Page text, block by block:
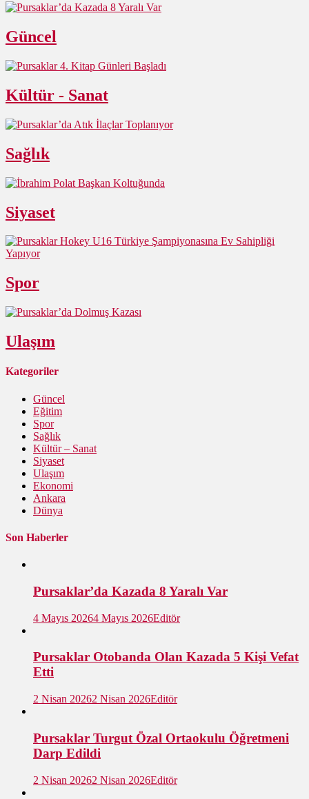
Güncel
Kültür - Sanat
Sağlık
Siyaset
Spor
Ulaşım
Kategoriler
Güncel
Eğitim
Spor
Sağlık
Kültür – Sanat
Siyaset
Ulaşım
Ekonomi
Ankara
Dünya
Son Haberler
Pursaklar’da Kazada 8 Yaralı Var
4 Mayıs 20264 Mayıs 2026Editör
Pursaklar Otobanda Olan Kazada 5 Kişi Vefat
Etti
2 Nisan 20262 Nisan 2026Editör
Pursaklar Turgut Özal Ortaokulu Öğretmeni
Darp Edildi
2 Nisan 20262 Nisan 2026Editör